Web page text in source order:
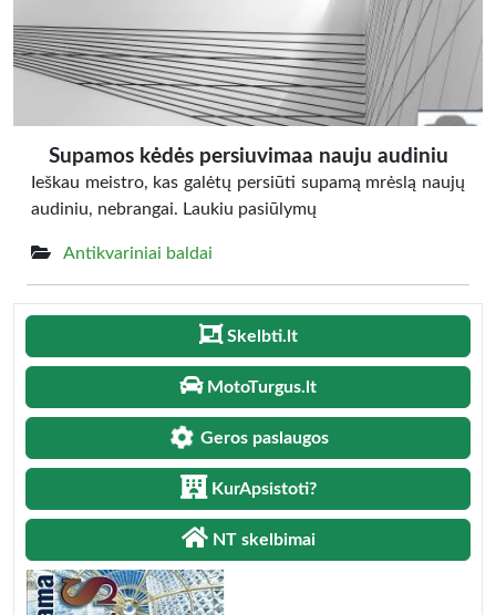
Supamos kėdės persiuvimaa nauju audiniu
Ieškau meistro, kas galėtų persiūti supamą mrėslą naujų
audiniu, nebrangai. Laukiu pasiūlymų
Antikvariniai baldai
Skelbti.lt
MotoTurgus.lt
Geros paslaugos
KurApsistoti?
NT skelbimai